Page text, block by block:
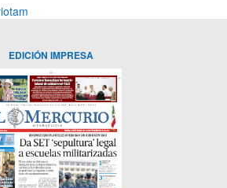
EDICIÓN IMPRESA